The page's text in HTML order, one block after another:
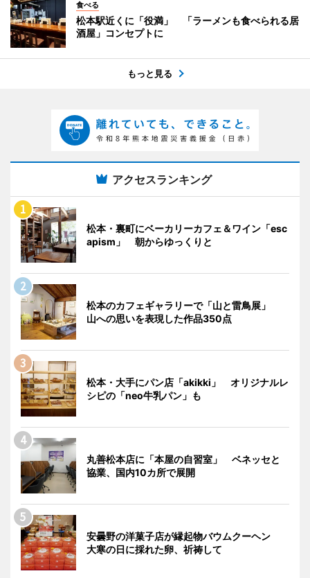
食べる
松本駅近くに「役満」 「ラーメンも食べられる居
酒屋」コンセプトに
もっと見る
アクセスランキング
松本・裏町にベーカリーカフェ＆ワイン「esc
apism」 朝からゆっくりと
松本のカフェギャラリーで「山と雷鳥展」
山への思いを表現した作品350点
松本・大手にパン店「akikki」 オリジナルレ
シピの「neo牛乳パン」も
丸善松本店に「本屋の自習室」 ベネッセと
協業、国内10カ所で展開
安曇野の洋菓子店が縁起物バウムクーヘン
大寒の日に採れた卵、祈祷して